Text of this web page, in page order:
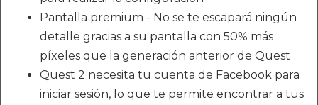
Pantalla premium - No se te escapará ningún
detalle gracias a su pantalla con 50% más
píxeles que la generación anterior de Quest
Quest 2 necesita tu cuenta de Facebook para
iniciar sesión, lo que te permite encontrar a tus